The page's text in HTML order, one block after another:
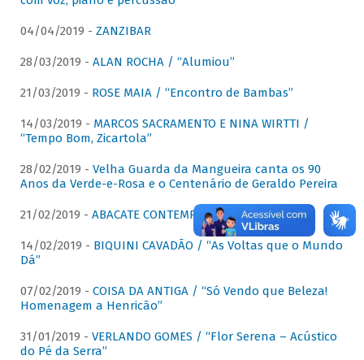
04/04/2019 - ZANZIBAR
28/03/2019 - ALAN ROCHA / “Alumiou”
21/03/2019 - ROSE MAIA / “Encontro de Bambas”
14/03/2019 - MARCOS SACRAMENTO E NINA WIRTTI /
“Tempo Bom, Zicartola”
28/02/2019 - Velha Guarda da Mangueira canta os 90
Anos da Verde-e-Rosa e o Centenário de Geraldo Pereira
21/02/2019 - ABACATE CONTEMPORÂNEO
14/02/2019 - BIQUINI CAVADÃO / “As Voltas que o Mundo
Dá”
07/02/2019 - COISA DA ANTIGA / “Só Vendo que Beleza!
Homenagem a Henricão”
31/01/2019 - VERLANDO GOMES / “Flor Serena – Acústico
do Pé da Serra”